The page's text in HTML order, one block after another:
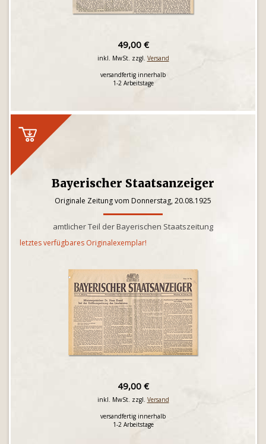
49,00 €
inkl. MwSt. zzgl. Versand
versandfertig innerhalb
1-2 Arbeitstage
Bayerischer Staatsanzeiger
Originale Zeitung vom Donnerstag, 20.08.1925
amtlicher Teil der Bayerischen Staatszeitung
letztes verfügbares Originalexemplar!
49,00 €
inkl. MwSt. zzgl. Versand
versandfertig innerhalb
1-2 Arbeitstage